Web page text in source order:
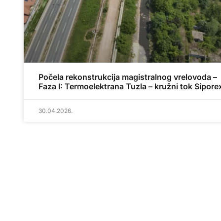
Počela rekonstrukcija magistralnog vrelovoda –
Faza I: Termoelektrana Tuzla – kružni tok
30.04.2026.